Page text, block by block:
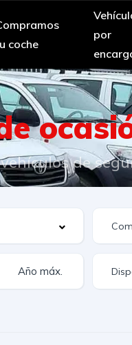
coche
por
de